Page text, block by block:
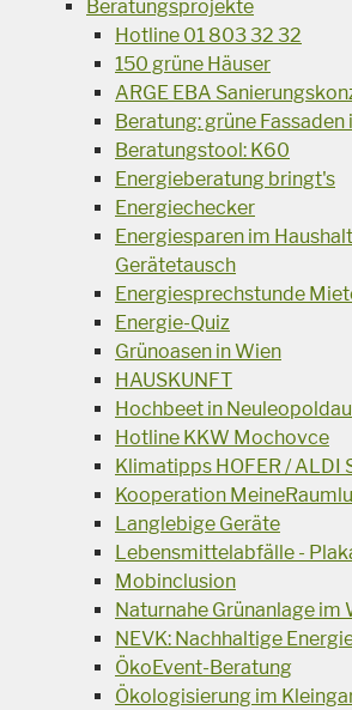
Beratungsprojekte
Hotline 01 803 32 32
150 grüne Häuser
ARGE EBA
Beratung: grüne Fassaden
Beratungstool: K60
Energieberatung bringt's
Energiechecker
Energiesparen im
Gerätetausch
Energiesprechstunde
Energie-Quiz
Grünoasen in Wien
HAUSKUNFT
Hochbeet in Neuleopoldau
Hotline KKW Mochovce
Klimatipps HOFER / ALDI
Kooperation
Langlebige Geräte
Lebensmittelabfälle -
Mobinclusion
Naturnahe Grünanlage im
NEVK: Nachhaltige
ÖkoEvent-Beratung
Ökologisierung im